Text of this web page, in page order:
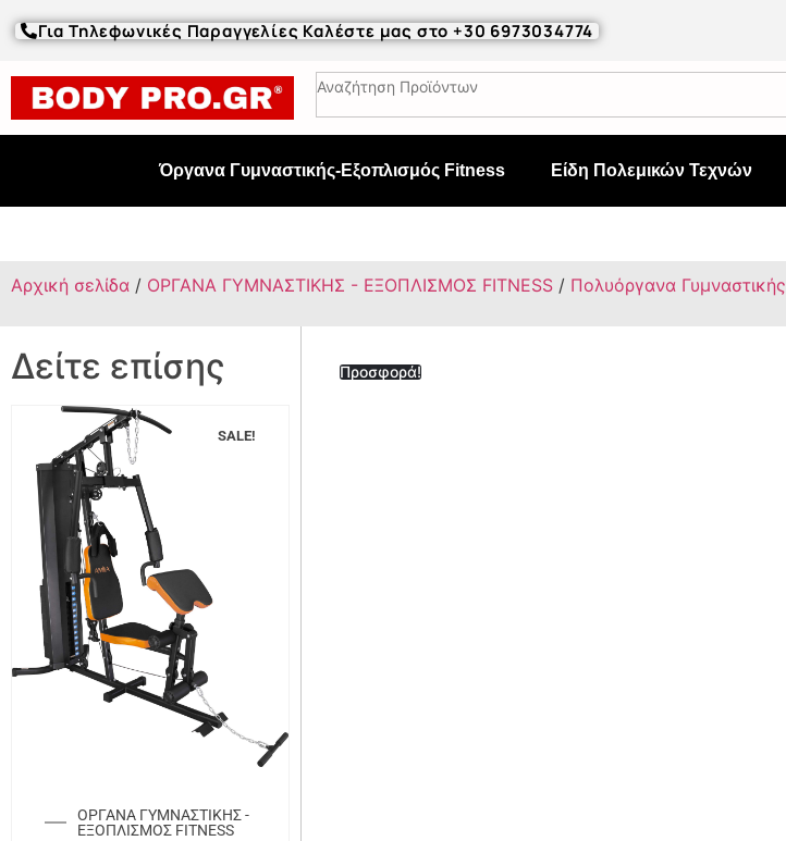
Για Τηλεφωνικές Παραγγελίες Καλέστε μας στο +30 6973034774
Όργανα Γυμναστικής-Εξοπλισμός Fitness Είδη Πολεμικών Τεχνών
Αρχική σελίδα / ΟΡΓΑΝΑ ΓΥΜΝΑΣΤΙΚΗΣ - ΕΞΟΠΛΙΣΜΟΣ FITNESS / Πολυόργανα Γυμναστικής
Δείτε επίσης
SALE!
ΟΡΓΑΝΑ ΓΥΜΝΑΣΤΙΚΗΣ -
ΕΞΟΠΛΙΣΜΟΣ FITNESS
Προσφορά!